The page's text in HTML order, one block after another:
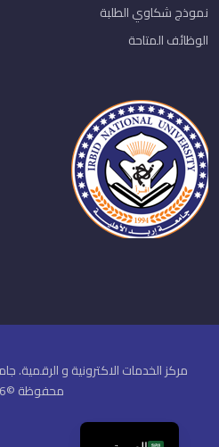
نموذج شكاوي الطلبة
الوظائف المتاحة
مركز الخدمات الاكترونية و الرقمية.
محفوظة ©2026,